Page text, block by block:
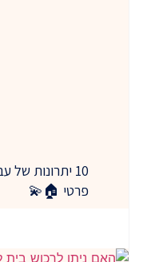
10 יתרונות של עבודה
פרטי 🏠💫